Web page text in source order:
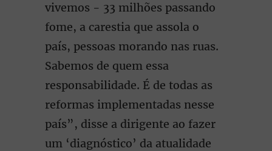
vivemos - 33 milhões passando
fome, a carestia que assola o
país, pessoas morando nas ruas.
Sabemos de quem essa
responsabilidade. É de todas as
reformas implementadas nesse
país”, disse a dirigente ao fazer
um ‘diagnóstico’ da atualidade